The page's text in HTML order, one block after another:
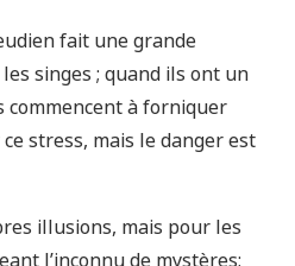
fait une grande
singes ; quand ils ont un
commencent à forniquer
stress, mais le danger est
illusions, mais pour les
l’inconnu de mystères;